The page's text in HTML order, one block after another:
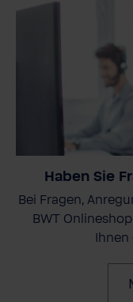
Haben Sie
Bei Fragen,
BWT
Ihnen